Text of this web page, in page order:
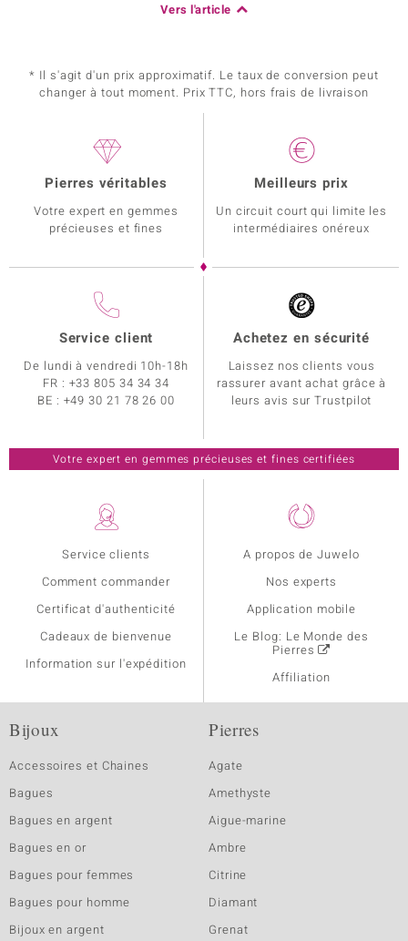
Vers l'article
* Il s'agit d'un prix approximatif. Le taux de conversion peut
changer à tout moment. Prix TTC, hors frais de livraison
Service clients
Comment commander
Certificat d'authenticité
Cadeaux de bienvenue
Information sur l'expédition
A propos de Juwelo
Nos experts
Application mobile
Le Blog: Le Monde des
Pierres
Affiliation
Pierres véritables
Votre expert en gemmes
précieuses et fines
Meilleurs prix
Un circuit court qui limite les
intermédiaires onéreux
Service client
De lundi à vendredi 10h-18h
FR : +33 805 34 34 34
BE : +49 30 21 78 26 00
Achetez en sécurité
Laissez nos clients vous
rassurer avant achat grâce à
leurs avis sur Trustpilot
Votre expert en gemmes précieuses et fines certifiées
Bijoux
Accessoires et Chaines
Bagues
Bagues en argent
Bagues en or
Bagues pour femmes
Bagues pour homme
Bijoux en argent
Pierres
Agate
Amethyste
Aigue-marine
Ambre
Citrine
Diamant
Grenat